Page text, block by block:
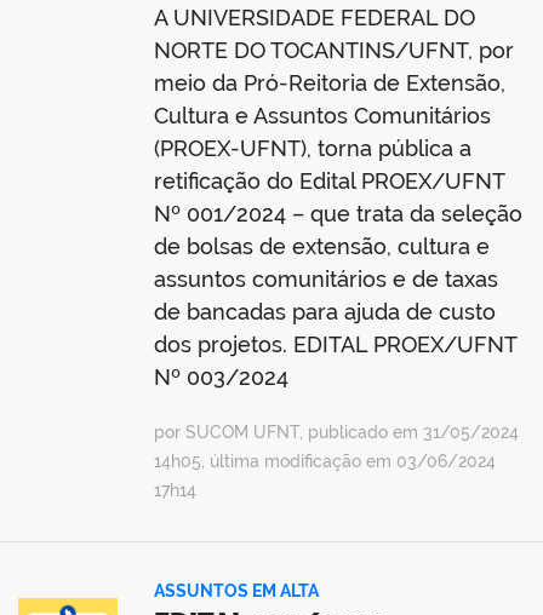
A UNIVERSIDADE FEDERAL DO
NORTE DO TOCANTINS/UFNT, por
meio da Pró-Reitoria de Extensão,
Cultura e Assuntos Comunitários
(PROEX-UFNT), torna pública a
retificação do Edital PROEX/UFNT
Nº 001/2024 – que trata da seleção
de bolsas de extensão, cultura e
assuntos comunitários e de taxas
de bancadas para ajuda de custo
dos projetos. EDITAL PROEX/UFNT
Nº 003/2024
por SUCOM UFNT, publicado em 31/05/2024
14h05, última modificação em 03/06/2024
17h14
ASSUNTOS EM ALTA